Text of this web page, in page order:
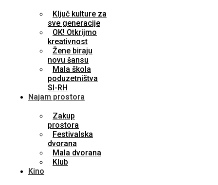
Ključ kulture za
sve generacije
OK! Otkrijmo
kreativnost
Žene biraju
novu šansu
Mala škola
poduzetništva
SI-RH
Najam prostora
Zakup
prostora
Festivalska
dvorana
Mala dvorana
Klub
Kino